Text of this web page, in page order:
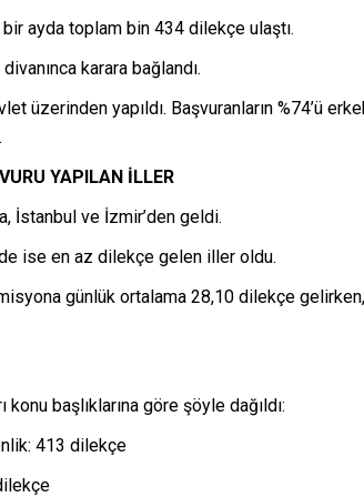
ayda toplam bin 434 dilekçe ulaştı.
karara bağlandı.
üzerinden yapıldı. Başvuranların %74’ü
YAPILAN İLLER
İstanbul ve İzmir’den geldi.
ise en az dilekçe gelen iller oldu.
günlük ortalama 28,10 dilekçe
konu başlıklarına göre şöyle dağıldı:
413 dilekçe